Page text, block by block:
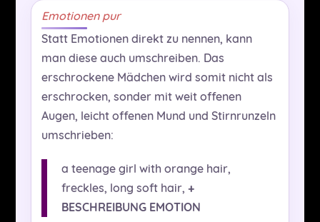
Emotionen pur
Statt Emotionen direkt zu nennen, kann
man diese auch umschreiben. Das
erschrockene Mädchen wird somit nicht als
erschrocken, sonder mit weit offenen
Augen, leicht offenen Mund und Stirnrunzeln
umschrieben:
a teenage girl with orange hair,
freckles, long soft hair, +
BESCHREIBUNG EMOTION